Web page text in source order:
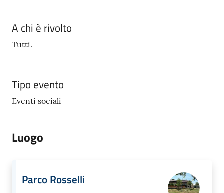
Tutti
A chi è rivolto
Tutti.
Tipo evento
Eventi sociali
Luogo
Parco Rosselli